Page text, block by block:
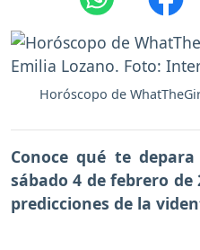
Horóscopo de
Conoce qué te
sábado 4 de febrero de
predicciones de la